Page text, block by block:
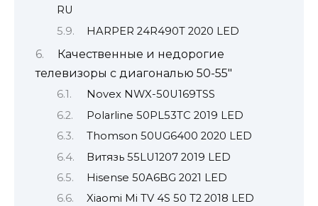
RU
HARPER 24R490T 2020 LED
Качественные и недорогие
телевизоры с диагональю 50-55″
Novex NWX-50U169TSS
Polarline 50PL53TC 2019 LED
Thomson 50UG6400 2020 LED
Витязь 55LU1207 2019 LED
Hisense 50A6BG 2021 LED
Xiaomi Mi TV 4S 50 T2 2018 LED